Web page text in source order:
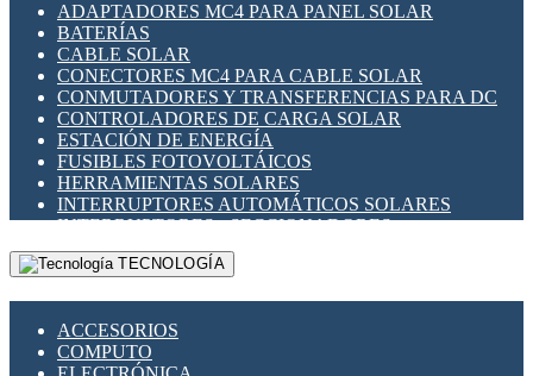
ADAPTADORES MC4 PARA PANEL SOLAR
BATERÍAS
CABLE SOLAR
CONECTORES MC4 PARA CABLE SOLAR
CONMUTADORES Y TRANSFERENCIAS PARA DC
CONTROLADORES DE CARGA SOLAR
ESTACIÓN DE ENERGÍA
FUSIBLES FOTOVOLTÁICOS
HERRAMIENTAS SOLARES
INTERRUPTORES AUTOMÁTICOS SOLARES
INTERRUPTORES - SECCIONADORES
FOTOVOLTÁICOS
MONTAJE PANEL SOLAR
SUPRESOR DE TRANSIENTES SPDS PARA
APLICACIONES FOTOVOLTAICAS
TECNOLOGÍA
ACCESORIOS
COMPUTO